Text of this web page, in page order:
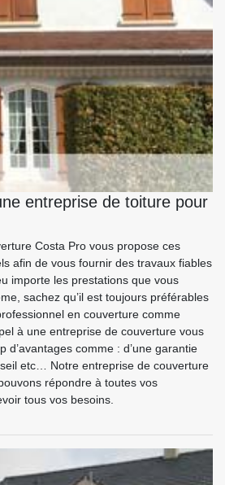
entreprise de toiture pour
Costa Pro vous propose ces
afin de vous fournir des travaux fiables
importe les prestations que vous
sachez qu’il est toujours préférables
en couverture comme
à une entreprise de couverture vous
d’avantages comme : d’une garantie
etc… Notre entreprise de couverture
répondre à toutes vos
tous vos besoins.